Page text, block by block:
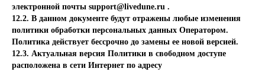
электронной почты support@livedune.ru .
12.2. В данном документе будут отражены любые изменения
политики обработки персональных данных Оператором.
Политика действует бессрочно до замены ее новой версией.
12.3. Актуальная версия Политики в свободном доступе
расположена в сети Интернет по адресу